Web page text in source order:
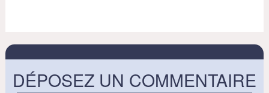
DÉPOSEZ UN COMMENTAIRE